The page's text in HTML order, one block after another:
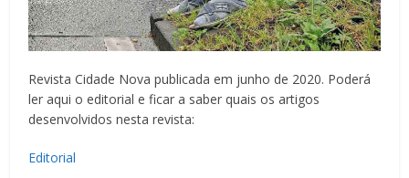
Revista Cidade Nova publicada em junho de 2020. Poderá
ler aqui o editorial e ficar a saber quais os artigos
desenvolvidos nesta revista:
Editorial